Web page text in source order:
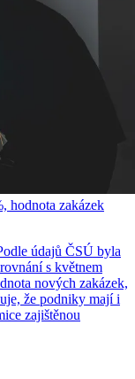
hodnota zakázek
údajů ČSÚ byla
s květnem
nových zakázek,
že podniky mají i
zajištěnou